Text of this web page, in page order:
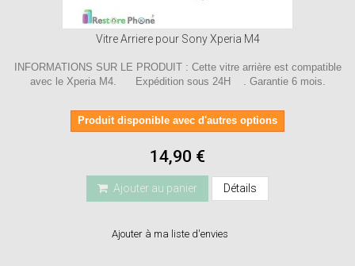
Vitre Arriere pour Sony Xperia M4
INFORMATIONS SUR LE PRODUIT : Cette vitre arrière est compatible
avec le Xperia M4. Expédition sous 24H . Garantie 6 mois.
Produit disponible avec d'autres options
14,90 €
Ajouter au panier Détails
Ajouter à ma liste d'envies